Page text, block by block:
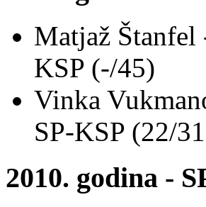
Matjaž Štanfel
KSP (-/45)
Vinka
SP-KSP (22/
2010. godina -